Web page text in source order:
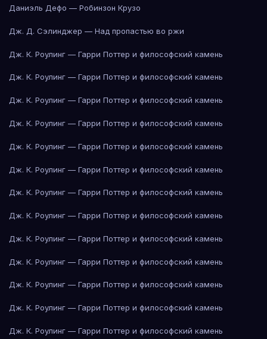
Даниэль Дефо — Робинзон Крузо
Дж. Д. Сэлинджер — Над пропастью во ржи
Дж. К. Роулинг — Гарри Поттер и философский камень
Дж. К. Роулинг — Гарри Поттер и философский камень
Дж. К. Роулинг — Гарри Поттер и философский камень
Дж. К. Роулинг — Гарри Поттер и философский камень
Дж. К. Роулинг — Гарри Поттер и философский камень
Дж. К. Роулинг — Гарри Поттер и философский камень
Дж. К. Роулинг — Гарри Поттер и философский камень
Дж. К. Роулинг — Гарри Поттер и философский камень
Дж. К. Роулинг — Гарри Поттер и философский камень
Дж. К. Роулинг — Гарри Поттер и философский камень
Дж. К. Роулинг — Гарри Поттер и философский камень
Дж. К. Роулинг — Гарри Поттер и философский камень
Дж. К. Роулинг — Гарри Поттер и философский камень